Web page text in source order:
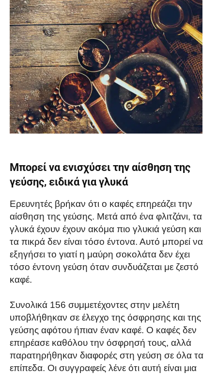
Μπορεί να ενισχύσει την αίσθηση της
γεύσης, ειδικά για γλυκά
Ερευνητές βρήκαν ότι ο καφές επηρεάζει την
αίσθηση της γεύσης. Μετά από ένα φλιτζάνι, τα
γλυκά έχουν έχουν ακόμα πιο γλυκιά γεύση και
τα πικρά δεν είναι τόσο έντονα. Αυτό μπορεί να
εξηγήσει το γιατί η μαύρη σοκολάτα δεν έχει
τόσο έντονη γεύση όταν συνδυάζεται με ζεστό
καφέ.
Συνολικά 156 συμμετέχοντες στην μελέτη
υποβλήθηκαν σε έλεγχο της όσφρησης και της
γεύσης αφότου ήπιαν έναν καφέ. Ο καφές δεν
επηρέασε καθόλου την όσφρησή τους, αλλά
παρατηρήθηκαν διαφορές στη γεύση σε όλα τα
επίπεδα. Οι συγγραφείς λένε ότι αυτή είναι μια